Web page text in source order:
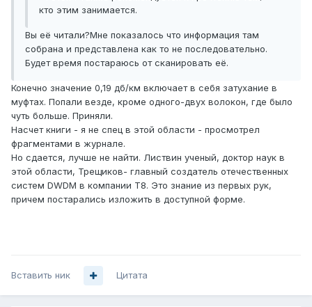
кто этим занимается.
Вы её читали?Мне показалось что информация там
собрана и представлена как то не последовательно.
Будет время постараюсь от сканировать её.
Конечно значение 0,19 дб/км включает в себя затухание в
муфтах. Попали везде, кроме одного-двух волокон, где было
чуть больше. Приняли.
Насчет книги - я не спец в этой области - просмотрел
фрагментами в журнале.
Но сдается, лучше не найти. Листвин ученый, доктор наук в
этой области, Трещиков- главный создатель отечественных
систем DWDM в компании T8. Это знание из первых рук,
причем постарались изложить в доступной форме.
Вставить ник Цитата